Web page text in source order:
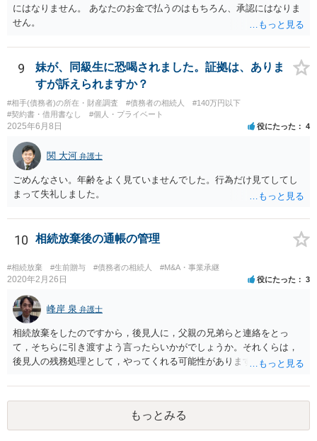
にはなりません。 あなたのお金で払うのはもちろん、承認にはなりま
せん。
9
妹が、同級生に恐喝されました。証拠は、ありま
すが訴えられますか？
#相手(債務者)の所在・財産調査 #債務者の相続人
#140万円以下
#契約書・借用書なし
#個人・プライベート
2025年6月8日 役にたった 4
関 大河 弁護士
ごめんなさい。年齢をよく見ていませんでした。行為だけ見てしてし
まって失礼しました。
10 相続放棄後の通帳の管理
#相続放棄 #生前贈与 #債務者の相続人 #M&A・事業承継
2020年2月26日 役にたった 3
峰岸 泉 弁護士
相続放棄をしたのですから，後見人に，父親の兄弟らと連絡をとっ
て，そちらに引き渡すよう言ったらいかがでしょうか。それくらは，
後見人の残務処理として，やってくれる可能性があります。 ただ，通
もっとみる